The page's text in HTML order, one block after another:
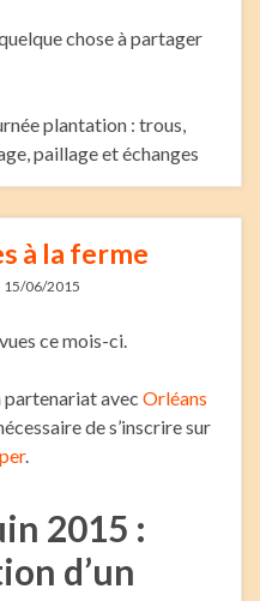
chose à partager
plantation : trous,
paillage et échanges
à la ferme
15/06/2015
ce mois-ci.
partenariat avec Orléans
de s’inscrire sur
.
2015 :
d’un